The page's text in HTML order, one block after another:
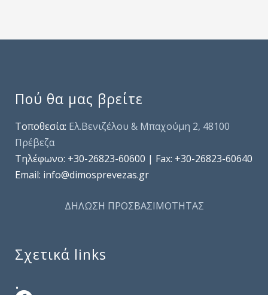
Πού θα μας βρείτε
Τοποθεσία: Ελ.Βενιζέλου & Μπαχούμη 2, 48100
Πρέβεζα
Τηλέφωνo: +30-26823-60600 | Fax: +30-26823-60640
Email: info@dimosprevezas.gr
ΔΗΛΩΣΗ ΠΡΟΣΒΑΣΙΜΟΤΗΤΑΣ
Σχετικά links
.